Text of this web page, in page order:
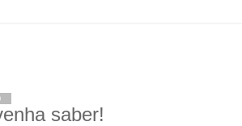
saber!